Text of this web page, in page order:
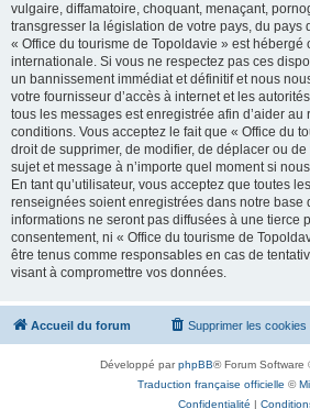
vulgaire, diffamatoire, choquant, menaçant,
transgresser la législation de votre pays, du pays
« Office du tourisme de Topoldavie » est hébergé
internationale. Si vous ne respectez pas ces
un bannissement immédiat et définitif et nous
votre fournisseur d’accès à internet et les
tous les messages est enregistrée afin d’aider au
conditions. Vous acceptez le fait que « Office du
droit de supprimer, de modifier, de déplacer ou de
sujet et message à n’importe quel moment si
En tant qu’utilisateur, vous acceptez que toutes
renseignées soient enregistrées dans notre base
informations ne seront pas diffusées à une tierce
consentement, ni « Office du tourisme de
être tenus comme responsables en cas de
visant à compromettre vos données.
Accueil du forum Supprimer les cookies
Développé parphpBB® Forum Software
Traduction française officielle ©
Confidentialité |